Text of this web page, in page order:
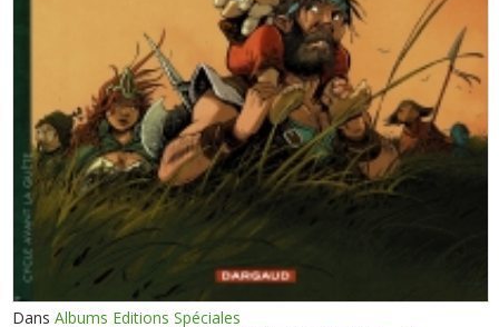
DansAlbums Editions Spéciales